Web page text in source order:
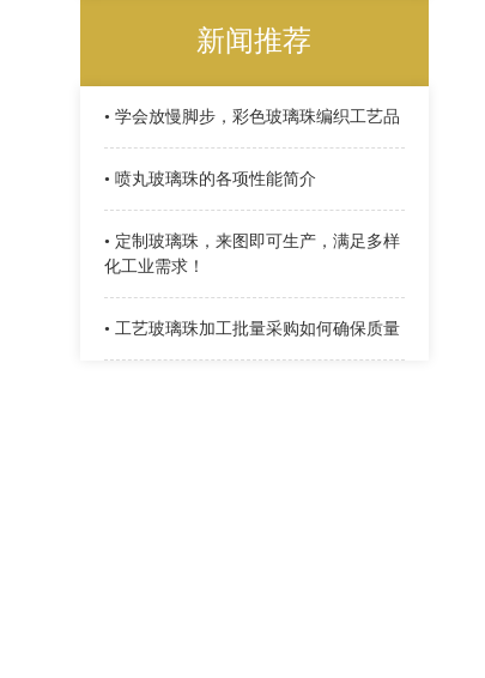
新闻推荐
• 学会放慢脚步，彩色玻璃珠编织工艺品
• 喷丸玻璃珠的各项性能简介
• 定制玻璃珠，来图即可生产，满足多样
化工业需求！
• 工艺玻璃珠加工批量采购如何确保质量